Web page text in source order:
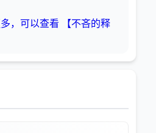
，可以查看 【不吝的释